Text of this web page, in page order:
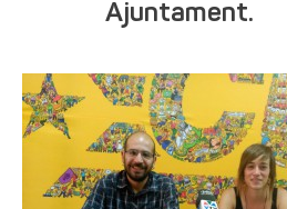
Ajuntament.